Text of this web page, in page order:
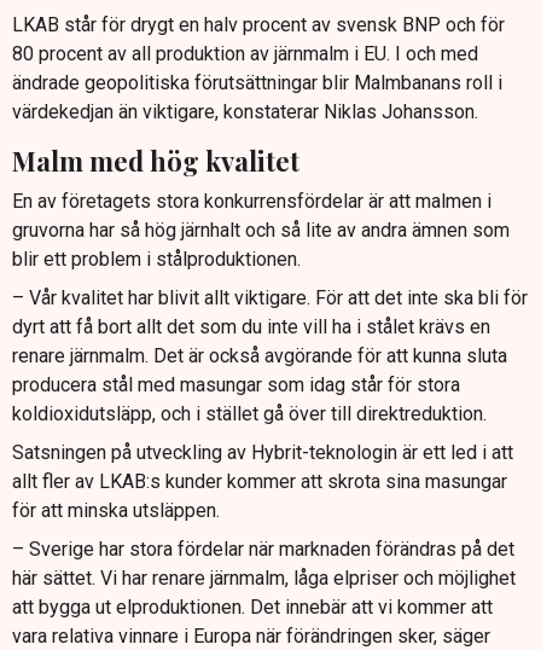
LKAB står för drygt en halv procent av svensk BNP och för
80 procent av all produktion av järnmalm i EU. I och med
ändrade geopolitiska förutsättningar blir Malmbanans roll i
värdekedjan än viktigare, konstaterar Niklas Johansson.
Malm med hög kvalitet
En av företagets stora konkurrensfördelar är att malmen i
gruvorna har så hög järnhalt och så lite av andra ämnen som
blir ett problem i stålproduktionen.
– Vår kvalitet har blivit allt viktigare. För att det inte ska bli för
dyrt att få bort allt det som du inte vill ha i stålet krävs en
renare järnmalm. Det är också avgörande för att kunna sluta
producera stål med masungar som idag står för stora
koldioxidutsläpp, och i stället gå över till direktreduktion.
Satsningen på utveckling av Hybrit-teknologin är ett led i att
allt fler av LKAB:s kunder kommer att skrota sina masungar
för att minska utsläppen.
– Sverige har stora fördelar när marknaden förändras på det
här sättet. Vi har renare järnmalm, låga elpriser och möjlighet
att bygga ut elproduktionen. Det innebär att vi kommer att
vara relativa vinnare i Europa när förändringen sker, säger